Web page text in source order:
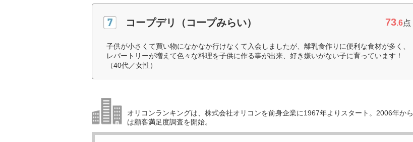
コープデリ（コープみらい） 73.6点
子供が小さくて買い物になかなか行けなくて入会しましたが、離乳食作りに便利な食材が多く、
レパートリーが増えて色々な料理を子供に作る事が出来、好き嫌いがない子に育っています！
（40代／女性）
オリコンランキングは、株式会社オリコンを前身企業に1967年よりスタート。2006年から
は顧客満足度調査を開始。